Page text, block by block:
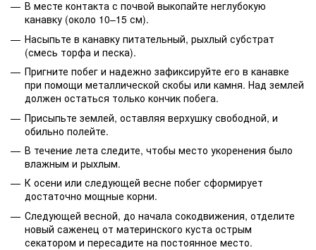
В месте контакта с почвой выкопайте неглубокую
канавку (около 10–15 см).
Насыпьте в канавку питательный, рыхлый субстрат
(смесь торфа и песка).
Пригните побег и надежно зафиксируйте его в канавке
при помощи металлической скобы или камня. Над землей
должен остаться только кончик побега.
Присыпьте землей, оставляя верхушку свободной, и
обильно полейте.
В течение лета следите, чтобы место укоренения было
влажным и рыхлым.
К осени или следующей весне побег сформирует
достаточно мощные корни.
Следующей весной, до начала сокодвижения, отделите
новый саженец от материнского куста острым
секатором и пересадите на постоянное место.